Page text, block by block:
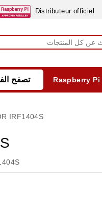
Distributeur officiel
تصفح Raspberry Pi
IRF1404S